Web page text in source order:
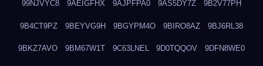
99NJVYC8 9AEIGFHX 9AJPFPA0 9AS5DY7Z 9B2V77PH
9B4CT9PZ 9BEYVG9H 9BGYPM4O 9BIRO8AZ 9BJ6RL38
9BKZ7AVO 9BM67W1T 9C63LNEL 9D0TQQOV 9DFN8WE0